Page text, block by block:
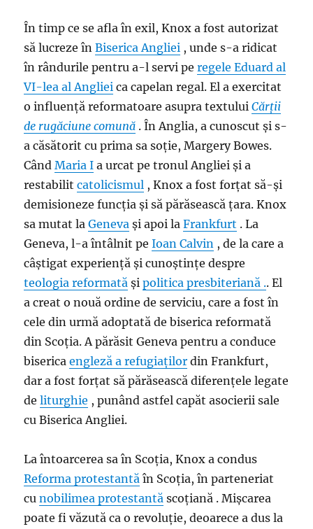
În timp ce se afla în exil, Knox a fost autorizat
să lucreze înBiserica Angliei , unde s-a ridicat
în rândurile pentru a-l servi peregele Eduard al
VI-lea al Angliei ca capelan regal. El a exercitat
o influență reformatoare asupra textuluiCărții
de rugăciune comună . În Anglia, a cunoscut și s-
a căsătorit cu prima sa soție, Margery Bowes.
CândMaria I a urcat pe tronul Angliei și a
restabilitcatolicismul , Knox a fost forțat să-și
demisioneze funcția și să părăsească țara. Knox
sa mutat laGeneva și apoi laFrankfurt . La
Geneva, l-a întâlnit peIoan Calvin , de la care a
câștigat experiență și cunoștințe despre
teologia reformată șipolitica presbiteriană .. El
a creat o nouă ordine de serviciu, care a fost în
cele din urmă adoptată de biserica reformată
din Scoția. A părăsit Geneva pentru a conduce
bisericaengleză a refugiaților din Frankfurt,
dar a fost forțat să părăsească diferențele legate
deliturghie , punând astfel capăt asocierii sale
cu Biserica Angliei.
La întoarcerea sa în Scoția, Knox a condus
Reforma protestantă în Scoția, în parteneriat
cunobilimeaprotestantă scoțiană . Mișcarea
poate fi văzută ca o revoluție, deoarece a dus la